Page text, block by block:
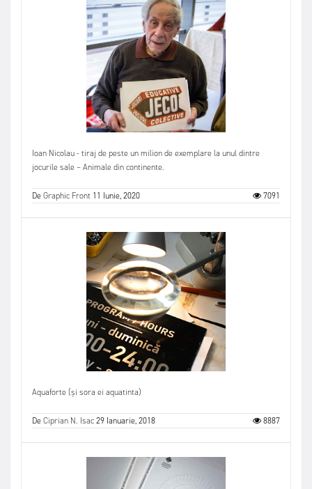
Ioan Nicolau - tiraj de peste un milion de exemplare la unul dintre
jocurile sale – Animale din continente.
DeGraphic Front 11 Iunie, 2020 7091
Aquaforte (și sora ei aquatinta)
DeCiprian N. Isac29 Ianuarie, 2018 8887